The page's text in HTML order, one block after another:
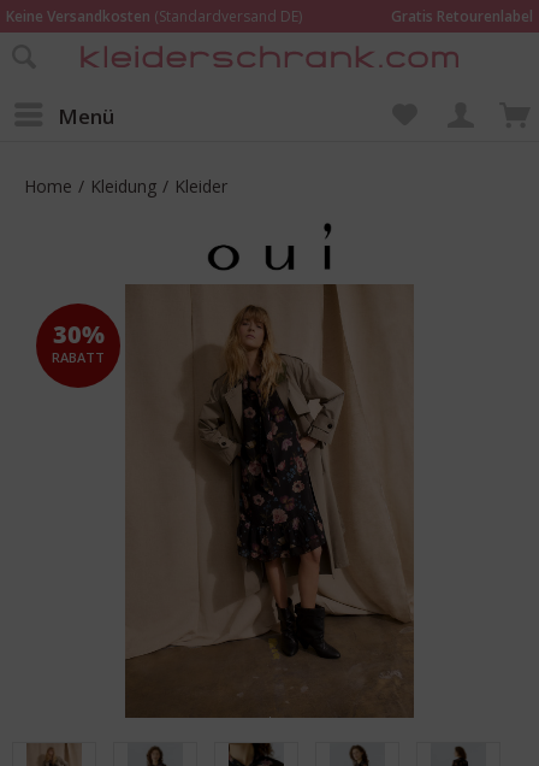
Keine Versandkosten (Standardversand DE)
Gratis Retourenlabel
Online bestellen – im Geschäft in Kempen anprobieren und beraten lassen
Menü
Home / Kleidung / Kleider
30%
RABATT